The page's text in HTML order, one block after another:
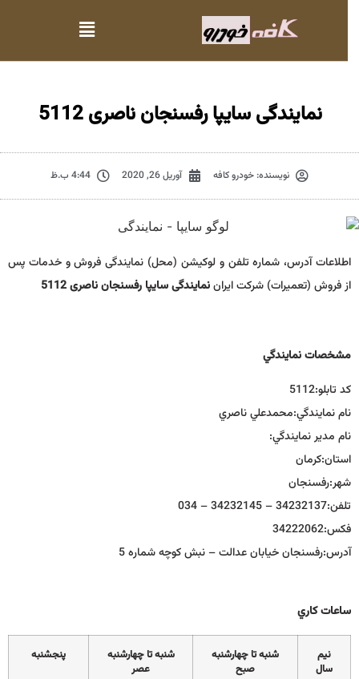
نمایندگی سایپا رفسنجان ناصری 5112
نویسنده:خودرو کافه آوریل 26, 2020 4:44 ب.ظ
اطلاعات آدرس، شماره تلفن و لوکیشن (محل) نمایندگی فروش و خدمات پس
از فروش (تعمیرات) شرکت ایراننمایندگی سایپا رفسنجان ناصری 5112
مشخصات نمايندگي
كد تابلو:5112
نام نمايندگي:محمدعلي ناصري
نام مدير نمايندگي:
استان:كرمان
شهر:رفسنجان
تلفن:34232137 – 34232145 – 034
فكس:34222062
آدرس:رفسنجان خيابان عدالت – نبش كوچه شماره 5
ساعات كاري
نيم
سال
شنبه تا چهارشنبه
صبح
شنبه تا چهارشنبه
عصر
پنجشنبه